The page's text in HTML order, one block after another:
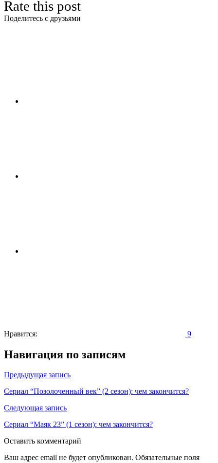
Rate this post
Поделитесь с друзьями
Нравится: 9
Навигация по записям
Предыдущая запись
Сериал “Позолоченный век” (2 сезон): чем закончится?
Следующая запись
Сериал “Маяк 23” (1 сезон): чем закончится?
Оставить комментарий
Ваш адрес email не будет опубликован. Обязательные поля